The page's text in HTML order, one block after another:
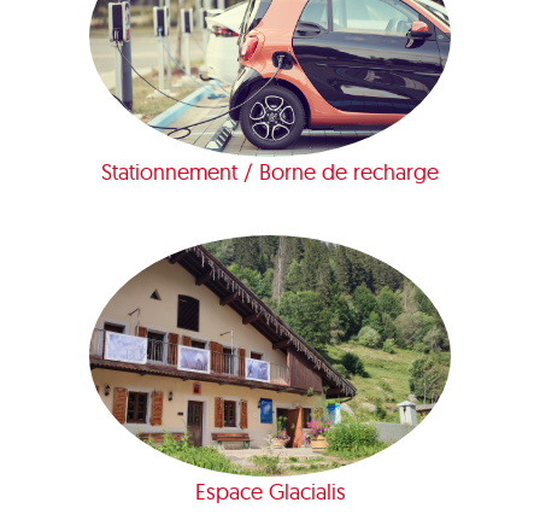
Stationnement / Borne de recharge
Espace Glacialis